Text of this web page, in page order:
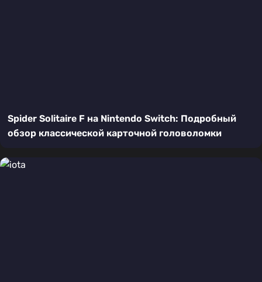
Spider Solitaire F на Nintendo Switch: Подробный
обзор классической карточной головоломки